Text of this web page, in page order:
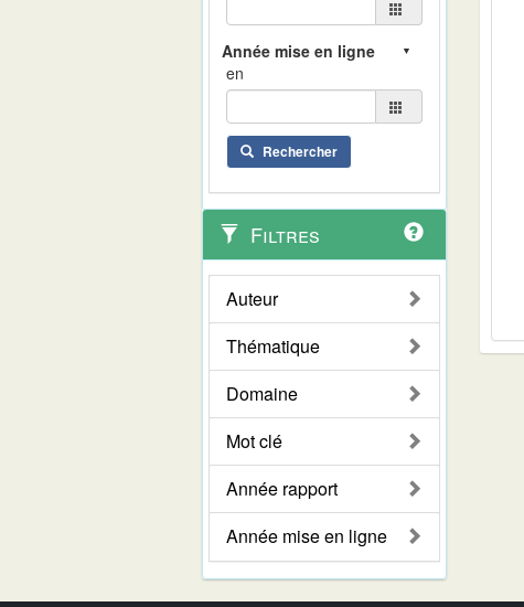
en
Rechercher
Filtres
Auteur
Thématique
Domaine
Mot clé
Année rapport
Année mise en ligne